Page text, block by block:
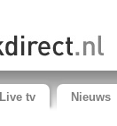
Live tv Nieuws